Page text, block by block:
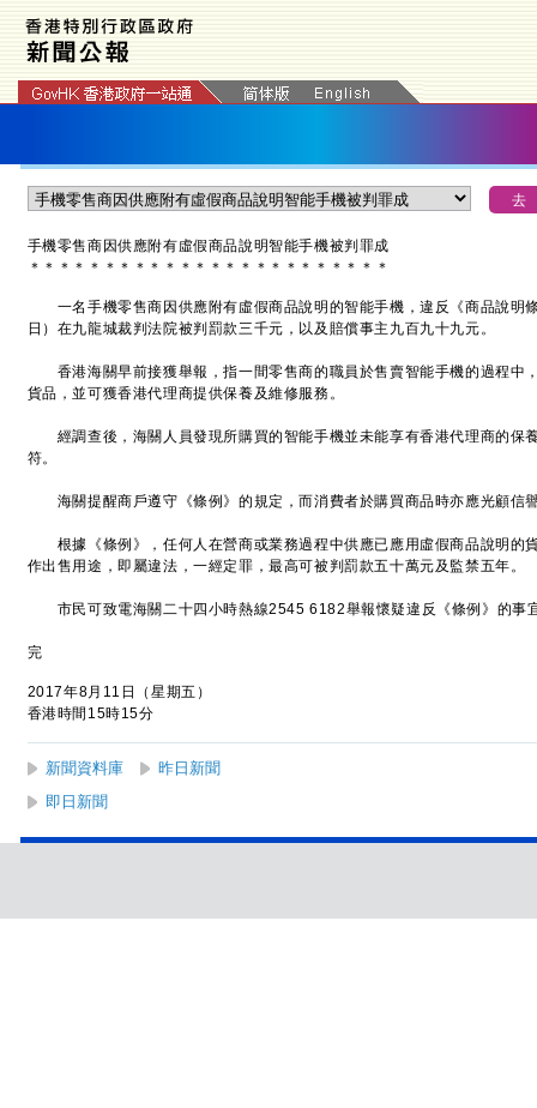
手機零售商因供應附有虛假商品說明智能手機被判罪成
＊ ＊ ＊ ＊ ＊ ＊ ＊ ＊ ＊ ＊ ＊ ＊ ＊ ＊ ＊ ＊ ＊ ＊ ＊ ＊ ＊ ＊ ＊ ＊
一名手機零售商因供應附有虛假商品說明的智能手機，違反《商品說明
日）在九龍城裁判法院被判罰款三千元，以及賠償事主九百九十九元。
香港海關早前接獲舉報，指一間零售商的職員於售賣智能手機的過程中
貨品，並可獲香港代理商提供保養及維修服務。
經調查後，海關人員發現所購買的智能手機並未能享有香港代理商的保
符。
海關提醒商戶遵守《條例》的規定，而消費者於購買商品時亦應光顧信
根據《條例》，任何人在營商或業務過程中供應已應用虛假商品說明的
作出售用途，即屬違法，一經定罪，最高可被判罰款五十萬元及監禁五年。
市民可致電海關二十四小時熱線2545 6182舉報懷疑違反《條例》的事
完
2017年8月11日（星期五）
香港時間15時15分
新聞資料庫
昨日新聞
即日新聞